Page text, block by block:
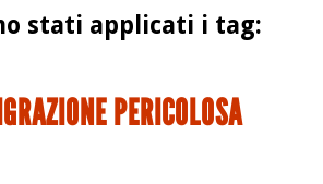
stati applicati i tag:
PERICOLOSA